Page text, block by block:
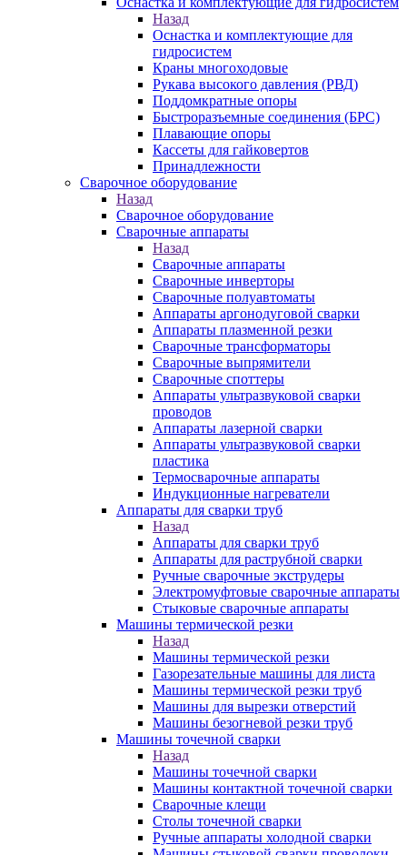
Назад
Оснастка и комплектующие для
гидросистем
Краны многоходовые
Рукава высокого давления (РВД)
Поддомкратные опоры
Быстроразъемные соединения (БРС)
Плавающие опоры
Кассеты для гайковертов
Принадлежности
Сварочное оборудование
Назад
Сварочное оборудование
Сварочные аппараты
Назад
Сварочные аппараты
Сварочные инверторы
Сварочные полуавтоматы
Аппараты аргонодуговой сварки
Аппараты плазменной резки
Сварочные трансформаторы
Сварочные выпрямители
Сварочные споттеры
Аппараты ультразвуковой сварки
проводов
Аппараты лазерной сварки
Аппараты ультразвуковой сварки
пластика
Термосварочные аппараты
Индукционные нагреватели
Аппараты для сварки труб
Назад
Аппараты для сварки труб
Аппараты для раструбной сварки
Ручные сварочные экструдеры
Электромуфтовые сварочные аппараты
Стыковые сварочные аппараты
Машины термической резки
Назад
Машины термической резки
Газорезательные машины для листа
Машины термической резки труб
Машины для вырезки отверстий
Машины безогневой резки труб
Машины точечной сварки
Назад
Машины точечной сварки
Машины контактной точечной сварки
Сварочные клещи
Столы точечной сварки
Ручные аппараты холодной сварки